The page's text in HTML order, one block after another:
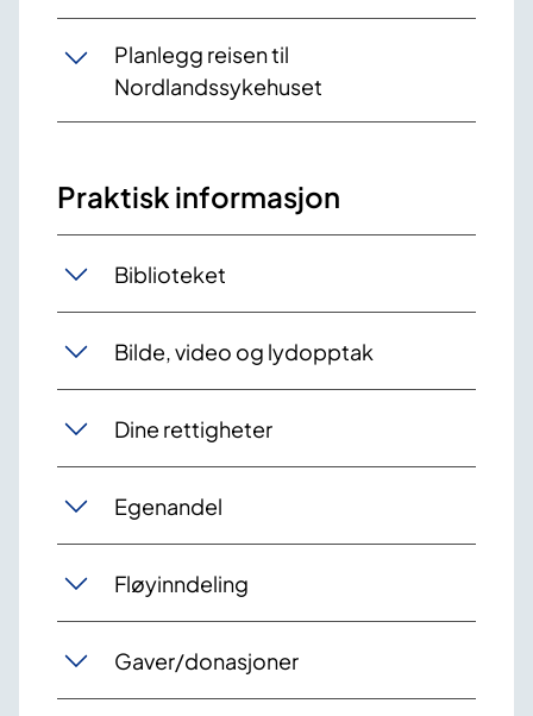
Planlegg reisen til
Nordlandssykehuset
Praktisk informasjon
Biblioteket
Bilde, video og lydopptak
Dine rettigheter
Egenandel
Fløyinndeling
Gaver/donasjoner